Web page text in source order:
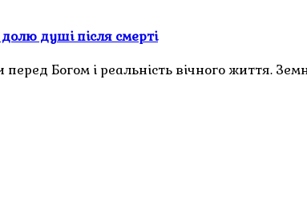
душі після смерті
Богом і реальність вічного життя.